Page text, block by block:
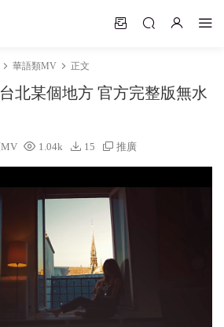
華語類MV 正文
北某個地方 官方完整版無水
1.04k 15 推廣